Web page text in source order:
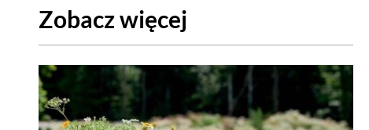
Zobacz więcej